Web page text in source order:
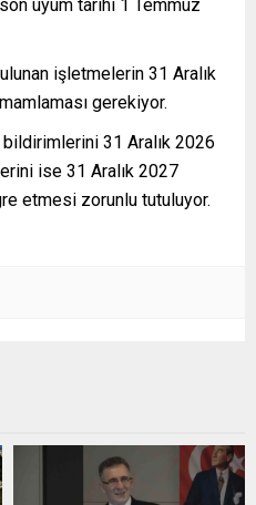
uyum tarihi 1 Temmuz
işletmelerin 31 Aralık
gerekiyor.
31 Aralık 2026
ise 31 Aralık 2027
etmesi zorunlu tutuluyor.